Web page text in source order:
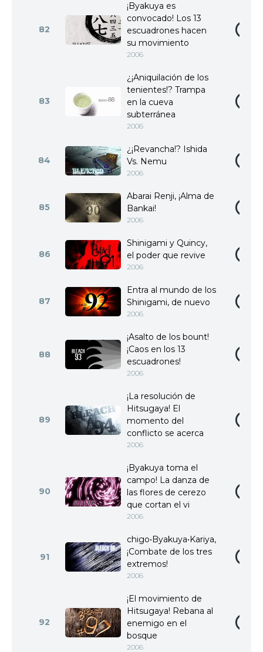
82
¡Byakuya es
convocado! Los 13
escuadrones hacen
su movimiento
2006
83
¿¡Aniquilación de los
tenientes!? Trampa
en la cueva
subterránea
2006
84
¿¡Revancha!? Ishida
Vs. Nemu
2006
85
Abarai Renji, ¡Alma de
Bankai!
2006
86
Shinigami y Quincy,
el poder que revive
2006
87
Entra al mundo de los
Shinigami, de nuevo
2006
88
¡Asalto de los bount!
¡Caos en los 13
escuadrones!
2006
89
¡La resolución de
Hitsugaya! El
momento del
conflicto se acerca
2006
90
¡Byakuya toma el
campo! La danza de
las flores de cerezo
que cortan el vi
2006
91
chigo•Byakuya•Kariya,
¡Combate de los tres
extremos!
2006
92
¡El movimiento de
Hitsugaya! Rebana al
enemigo en el
bosque
2006